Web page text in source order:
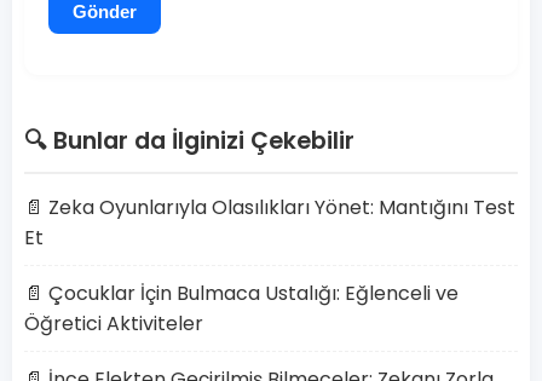
Gönder
🔍 Bunlar da İlginizi Çekebilir
📄 Zeka Oyunlarıyla Olasılıkları Yönet: Mantığını Test
Et
📄 Çocuklar İçin Bulmaca Ustalığı: Eğlenceli ve
Öğretici Aktiviteler